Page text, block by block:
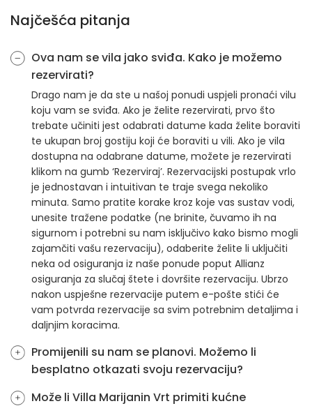
Najčešća pitanja
Ova nam se vila jako sviđa. Kako je možemo
rezervirati?
Drago nam je da ste u našoj ponudi uspjeli pronaći vilu
koju vam se sviđa. Ako je želite rezervirati, prvo što
trebate učiniti jest odabrati datume kada želite boraviti
te ukupan broj gostiju koji će boraviti u vili. Ako je vila
dostupna na odabrane datume, možete je rezervirati
klikom na gumb ‘Rezerviraj’. Rezervacijski postupak vrlo
je jednostavan i intuitivan te traje svega nekoliko
minuta. Samo pratite korake kroz koje vas sustav vodi,
unesite tražene podatke (ne brinite, čuvamo ih na
sigurnom i potrebni su nam isključivo kako bismo mogli
zajamčiti vašu rezervaciju), odaberite želite li uključiti
neka od osiguranja iz naše ponude poput Allianz
osiguranja za slučaj štete i dovršite rezervaciju. Ubrzo
nakon uspješne rezervacije putem e-pošte stići će
vam potvrda rezervacije sa svim potrebnim detaljima i
daljnjim koracima.
Promijenili su nam se planovi. Možemo li
besplatno otkazati svoju rezervaciju?
Može li Villa Marijanin Vrt primiti kućne